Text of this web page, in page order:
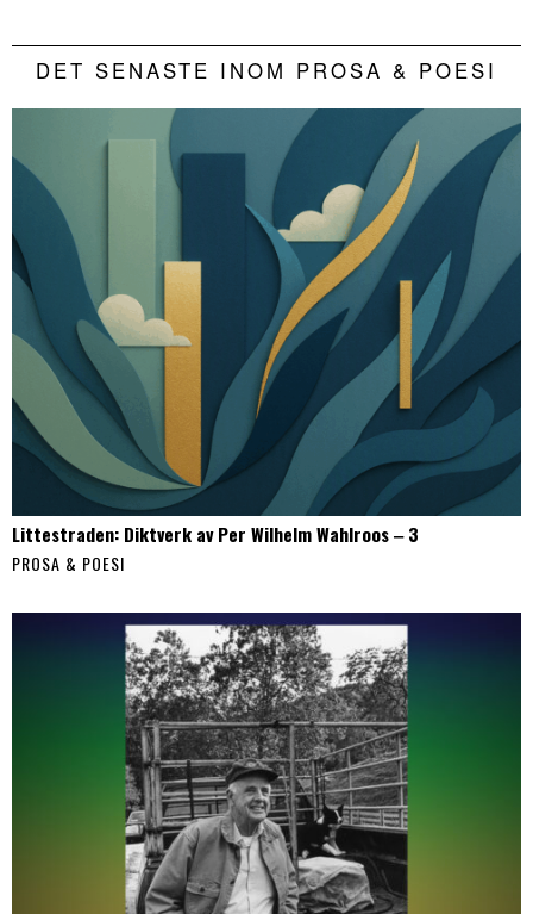
DET SENASTE INOM PROSA & POESI
Littestraden: Diktverk av Per Wilhelm Wahlroos ‒ 3
PROSA & POESI